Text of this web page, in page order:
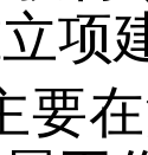
项
要